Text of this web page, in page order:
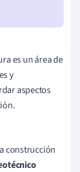
es un área de
y
aspectos
construcción